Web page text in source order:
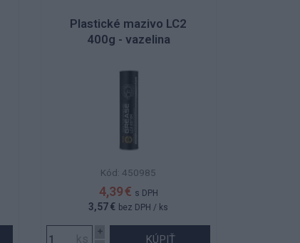
Plastické mazivo LC2
400g - vazelina
Kód: 450985
4,39 € s DPH
3,57 € bez DPH / ks
KÚPIŤ